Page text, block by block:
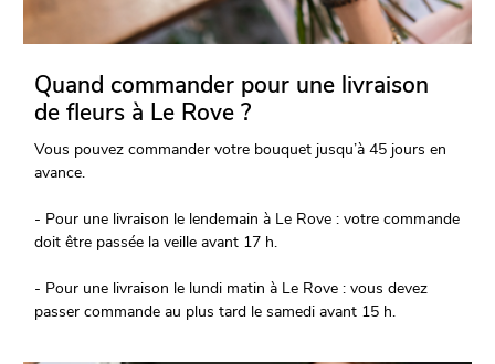
Quand commander pour une livraison
de fleurs à Le Rove ?
Vous pouvez commander votre bouquet jusqu’à 45 jours en
avance.
- Pour une livraison le lendemain à Le Rove : votre commande
doit être passée la veille avant 17 h.
- Pour une livraison le lundi matin à Le Rove : vous devez
passer commande au plus tard le samedi avant 15 h.